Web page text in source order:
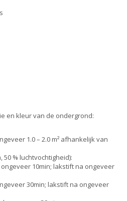
en kleur van de ondergrond:
1.0 – 2.0 m² afhankelijk van
50 % luchtvochtigheid):
10min; lakstift na ongeveer
30min; lakstift na ongeveer